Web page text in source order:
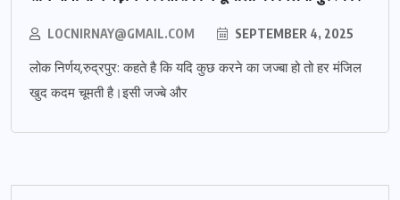
LOCNIRNAY@GMAIL.COM SEPTEMBER 4, 2025
लोक निर्णय,रुद्रपुर: कहते है कि यदि कुछ करने का जज्बा हो तो हर मंजिल
खुद कदम चूमती है।इसी जज्बे और